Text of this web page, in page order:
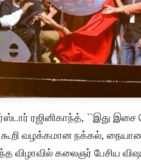
ரஜினிகாந்த், ``இது
கூறி வழக்கமான நக்கல்,
அந்த விழாவில் கலைஞர்